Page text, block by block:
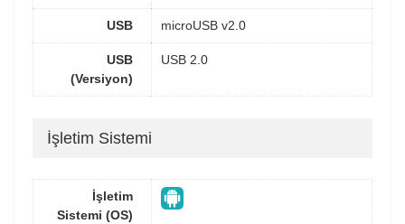
USB microUSB v2.0
USB
(Versiyon)
USB 2.0
İşletim Sistemi
İşletim
Sistemi (OS)